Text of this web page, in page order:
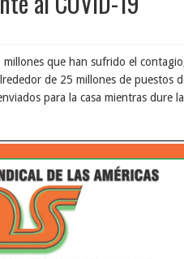
que han sufrido el
de 25 millones de puestos
para la casa mientras dure la